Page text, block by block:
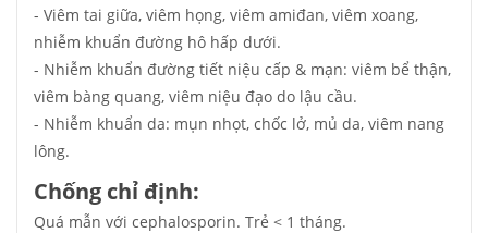
- Viêm tai giữa, viêm họng, viêm amiđan, viêm xoang,
nhiễm khuẩn đường hô hấp dưới.
- Nhiễm khuẩn đường tiết niệu cấp & mạn: viêm bể thận,
viêm bàng quang, viêm niệu đạo do lậu cầu.
- Nhiễm khuẩn da: mụn nhọt, chốc lở, mủ da, viêm nang
lông.
Chống chỉ định:
Quá mẫn với cephalosporin. Trẻ < 1 tháng.